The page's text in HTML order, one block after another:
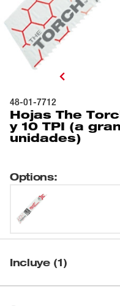
48-01-7712
Hojas The
y 10 TPI (a
unidades)
Options:
Incluye (1)